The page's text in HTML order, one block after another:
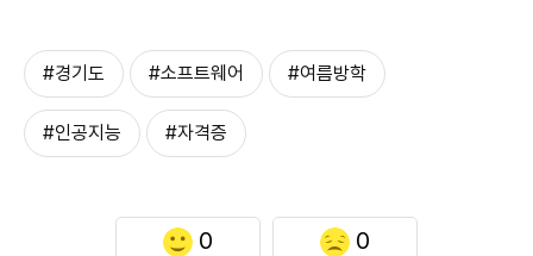
#경기도 #소프트웨어 #여름방학
#인공지능 #자격증
0 0